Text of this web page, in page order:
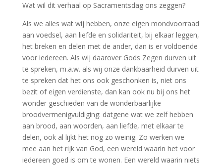
Wat wil dit verhaal op Sacramentsdag ons zeggen?
Als we alles wat wij hebben, onze eigen mondvoorraad
aan voedsel, aan liefde en solidariteit, bij elkaar leggen,
het breken en delen met de ander, dan is er voldoende
voor iedereen. Als wij daarover Gods Zegen durven uit
te spreken, m.a.w. als wij onze dankbaarheid durven uit
te spreken dat het ons ook geschonken is, niet ons
bezit of eigen verdienste, dan kan ook nu bij ons het
wonder geschieden van de wonderbaarlijke
broodvermenigvuldiging: datgene wat we zelf hebben
aan brood, aan woorden, aan liefde, met elkaar te
delen, ook al lijkt het nog zo weinig. Zo werken we
mee aan het rijk van God, een wereld waarin het voor
iedereen goed is om te wonen. Een wereld waarin niets